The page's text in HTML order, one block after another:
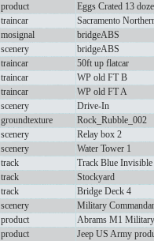
product
Eggs Crated 13
traincar
Sacramento
mosignal
bridgeABS
scenery
bridgeABS
traincar
50ft up flatcar
traincar
WP old FT B
traincar
WP old FT A
scenery
Drive-In
groundtexture
Rock_Rubble_002
scenery
Relay box 2
scenery
Water Tower 1
track
Track Blue
track
Stockyard
track
Bridge Deck 4
scenery
Military
product
Abrams M1
product
Jeep US Army